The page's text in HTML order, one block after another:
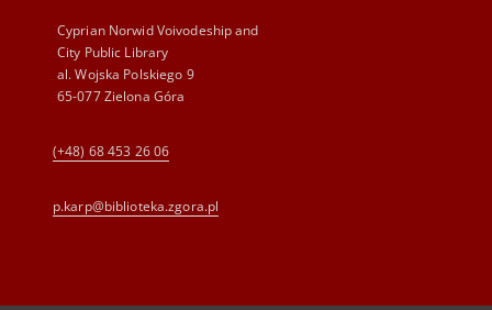
Cyprian Norwid Voivodeship and
City Public Library
al. Wojska Polskiego 9
65-077 Zielona Góra
(+48) 68 453 26 06
p.karp@biblioteka.zgora.pl